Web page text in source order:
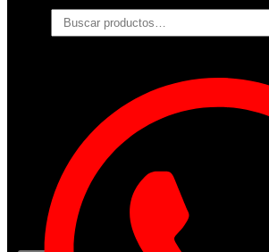
Productos
Filtros
Contacto
Acceder
Iniciar Sesion
Registro
Restablecer la contraseña